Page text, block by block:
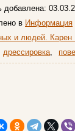
добавлена:
в Информация
и людей. Карен
дрессировка,